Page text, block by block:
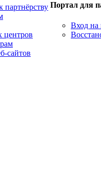
партнёрству
центров
сайтов
Портал для
Вход на